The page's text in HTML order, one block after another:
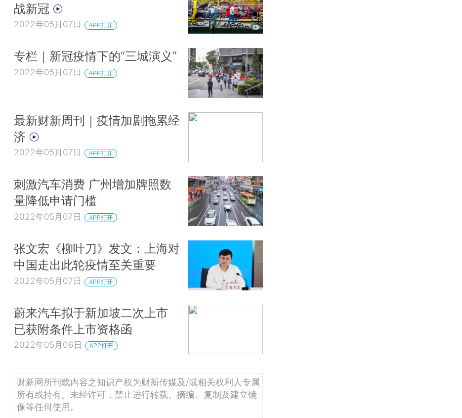
战新冠
2022年05月07日 APP打开
专栏｜新冠疫情下的“三城演义”
2022年05月07日 APP打开
最新财新周刊｜疫情加剧拖累经
济
2022年05月07日 APP打开
刺激汽车消费 广州增加牌照数
量降低申请门槛
2022年05月07日 APP打开
张文宏《柳叶刀》发文：上海对
中国走出此轮疫情至关重要
2022年05月07日 APP打开
蔚来汽车拟于新加坡二次上市
已获附条件上市资格函
2022年05月06日 APP打开
财新网所刊载内容之知识产权为财新传媒及/或相关权利人专属
所有或持有。未经许可，禁止进行转载、摘编、复制及建立镜
像等任何使用。